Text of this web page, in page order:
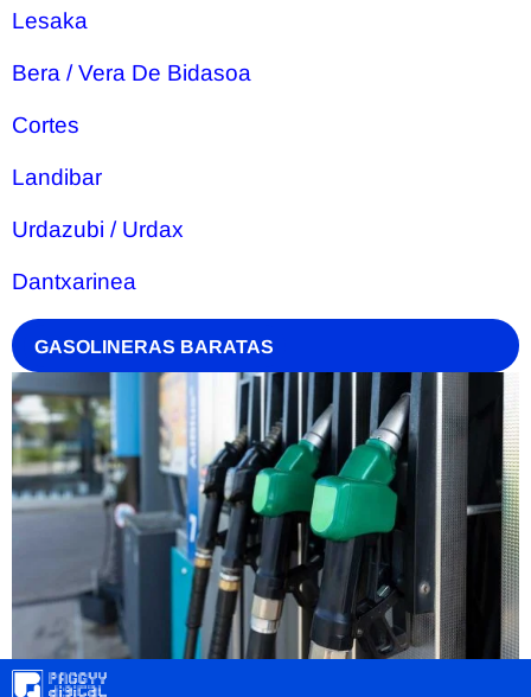
Lesaka
Bera / Vera De Bidasoa
Cortes
Landibar
Urdazubi / Urdax
Dantxarinea
GASOLINERAS BARATAS